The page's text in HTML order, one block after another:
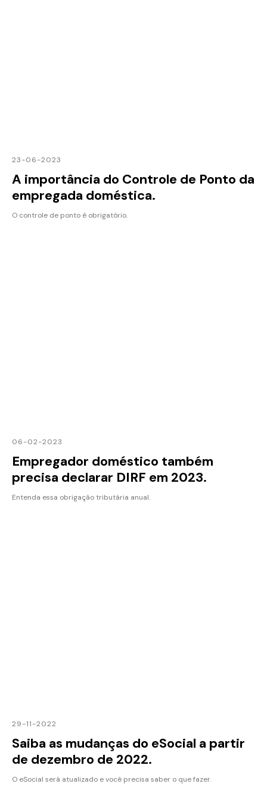
23-06-2023
A importância do Controle de Ponto da
empregada doméstica.
O controle de ponto é obrigatório.
06-02-2023
Empregador doméstico também
precisa declarar DIRF em 2023.
Entenda essa obrigação tributária anual.
29-11-2022
Saiba as mudanças do eSocial a partir
de dezembro de 2022.
O eSocial será atualizado e você precisa saber o que fazer.